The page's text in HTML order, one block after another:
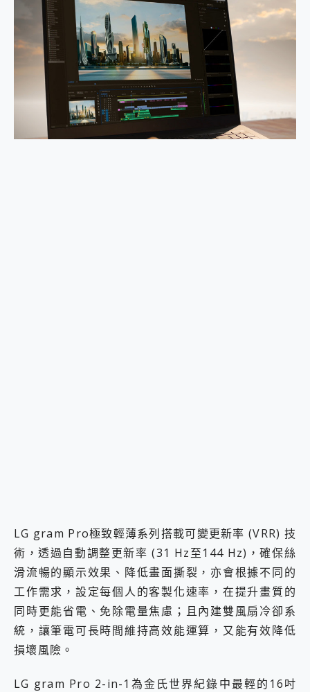
LG gram Pro極致輕薄系列搭載可變更新率 (VRR) 技
術，透過自動調整更新率 (31 Hz至144 Hz)，確保絲
滑流暢的顯示效果、降低畫面撕裂，亦會根據不同的
工作需求，設定每個人的客製化速率，在提升畫質的
同時更能省電、免除電量焦慮；且內建雙風扇冷卻系
統，讓筆電可長時間維持高效能運算，又能有效降低
損壞風險。
LG gram Pro 2-in-1為金氏世界紀錄中最輕的16吋